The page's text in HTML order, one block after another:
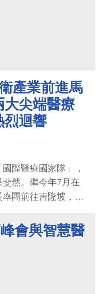
產業前進馬
大尖端醫療
烈迴響
際醫療國家隊」，
然。繼今年7月在
團前往吉隆坡，於
智慧醫院研討
之大型活動，並進
研討會並設置展覽
會與智慧醫